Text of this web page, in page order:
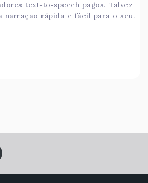
text-to-speech pagos. Talvez
narração rápida e fácil para o seu.